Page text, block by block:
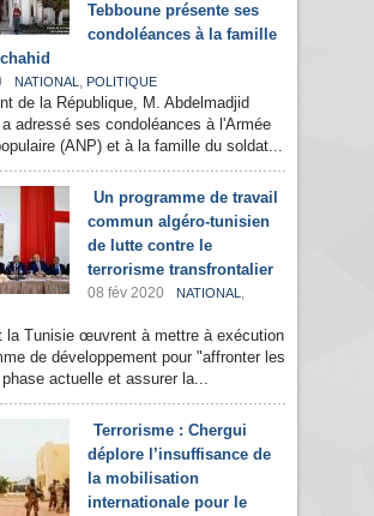
Tebboune présente ses
condoléances à la famille
NATIONAL , POLITIQUE
de la République, M. Abdelmadjid
adressé ses condoléances à l'Armée
(ANP) et à la famille du soldat...
Un programme de travail
commun algéro-tunisien
de lutte contre le
terrorisme transfrontalier
08 fév 2020 NATIONAL ,
la Tunisie œuvrent à mettre à exécution
de développement pour "affronter les
actuelle et assurer la...
Terrorisme : Chergui
déplore l’insuffisance de
la mobilisation
internationale pour le